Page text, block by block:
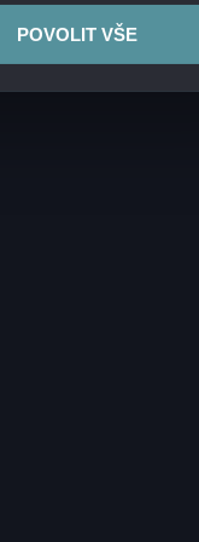
POVOLIT VŠE